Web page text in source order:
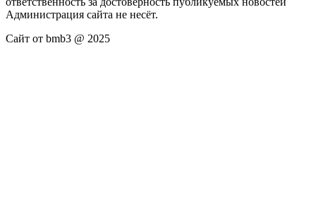
Администрация сайта не несёт.
Сайт от bmb3 @ 2025